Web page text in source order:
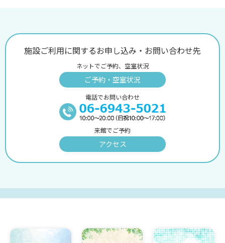
施設ご利用に関するお申し込み・お問い合わせ先
ネットでご予約、空室状況
ご予約・空室状況
電話でお問い合わせ
来館でご予約
アクセス